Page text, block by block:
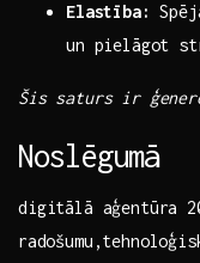
Elastība:
un pielāgot
Šis saturs ir
Noslēgumā
digitālā aģentūra